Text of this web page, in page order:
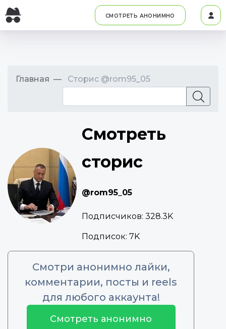
СМОТРЕТЬ АНОНИМНО
Главная Сторис @rom95_05
Смотреть
сторис
@rom95_05
Подписчиков: 328.3K
Подписок: 7K
Смотри анонимно лайки,
комментарии, посты и reels
для любого аккаунта!
Смотреть анонимно